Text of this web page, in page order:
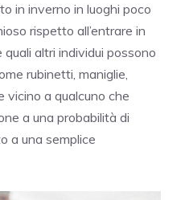
in inverno in luoghi poco
rispetto all’entrare in
altri individui possono
rubinetti, maniglie,
vicino a qualcuno che
a una probabilità di
a una semplice